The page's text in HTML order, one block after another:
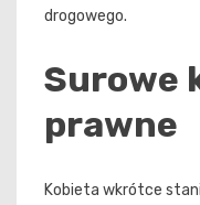
drogowego.
Surowe
prawne
Kobieta wkrótce